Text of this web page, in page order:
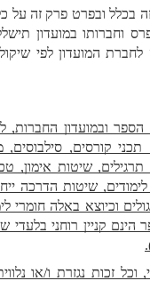
כל מי שעובר על תנאי תקנון זה בכלל ובפרט פרק זה על כל תתי
סעיפיו, לא יהיה זכאי לכל פרס וחברותו במועדון תישלל ו/או
תושהה על פי הודעת ליידיס לחברת המועדון לפי שיקול דעת
כל התכנים המועברים בבית הספר ובמועדון החברות, לרבות:
מתודולוגיות, שיטות הוראה, תכני קורסים, סילבוסים, מערכי
חומרי העשרה, מבחנים , תרגולים וכיוצא באלה חומרי לימודים
המועברים במסגרת בית הספר הינם קניין רוחני בלעדי של בית
זכויות היוצרים בקניין הרוחני, וכל זכות נגזרת ו/או נלווית ו/או